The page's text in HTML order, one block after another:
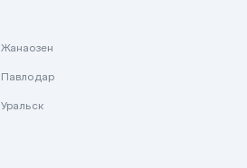
Жанаозен
Павлодар
Уральск